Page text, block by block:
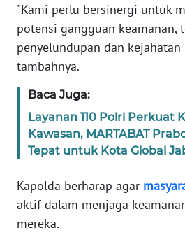
"Kami perlu bersinergi untuk
potensi gangguan keamanan,
penyelundupan dan kejahatan
tambahnya.
Baca Juga:
Layanan 110 Polri Perkuat
Kawasan, MARTABAT
Tepat untuk Kota Global
Kapolda berharap agar
aktif dalam menjaga
mereka.
WN
NTT
WN
WN
PAPUA
PAPUA
BARAT